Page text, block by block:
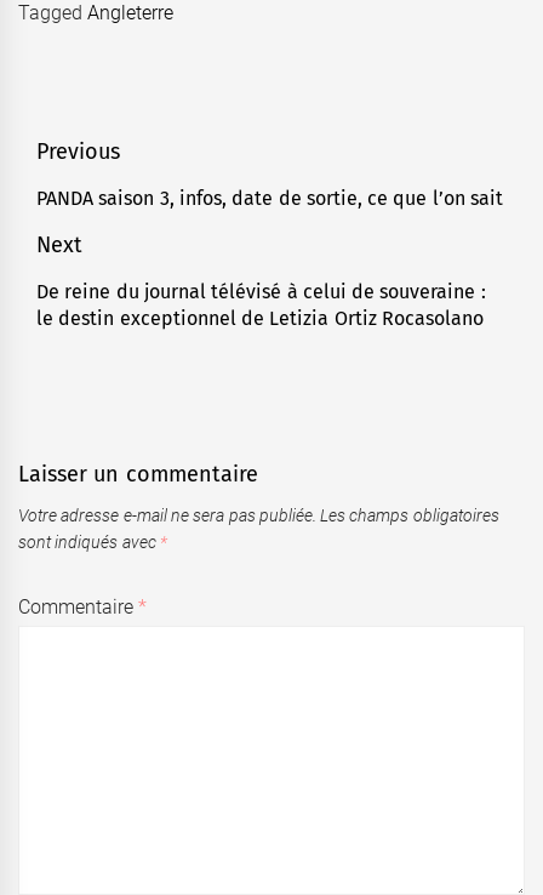
TaggedAngleterre
Navigation
de
l’article
Previous
Previous
PANDA saison 3, infos, date de sortie, ce que l’on sait
Next
Next
post:
De reine du journal télévisé à celui de souveraine :
le destin exceptionnel de Letizia Ortiz Rocasolano
Laisser un commentaire
Votre adresse e-mail ne sera pas publiée. Les champs obligatoires
sont indiqués avec *
Commentaire*